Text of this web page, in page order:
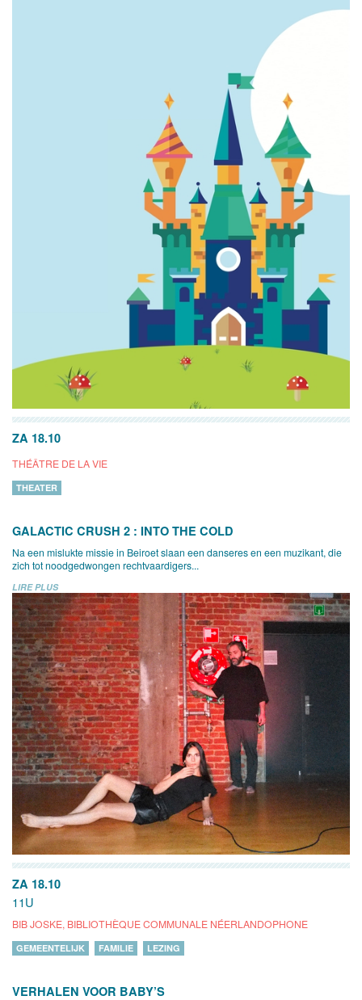
ZA 18.10
THÉÂTRE DE LA VIE
THEATER
GALACTIC CRUSH 2 : INTO THE COLD
Na een mislukte missie in Beiroet slaan een danseres en een muzikant, die
zich tot noodgedwongen rechtvaardigers...
LIRE PLUS
ZA 18.10
11U
BIB JOSKE, BIBLIOTHÈQUE COMMUNALE NÉERLANDOPHONE
GEMEENTELIJK FAMILIE LEZING
VERHALEN VOOR BABY’S